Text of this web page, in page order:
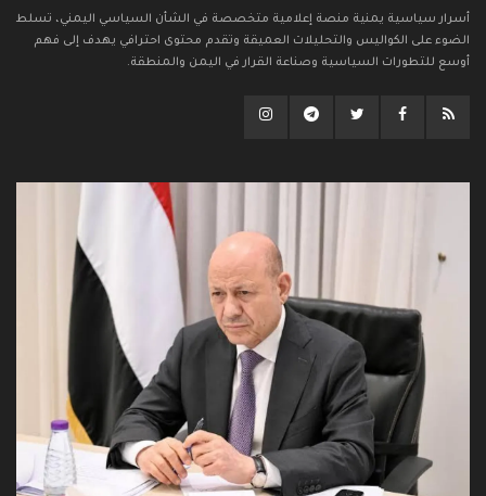
أسرار سياسية يمنية منصة إعلامية متخصصة في الشأن السياسي اليمني، تسلط
الضوء على الكواليس والتحليلات العميقة وتقدم محتوى احترافي يهدف إلى فهم
أوسع للتطورات السياسية وصناعة القرار في اليمن والمنطقة.